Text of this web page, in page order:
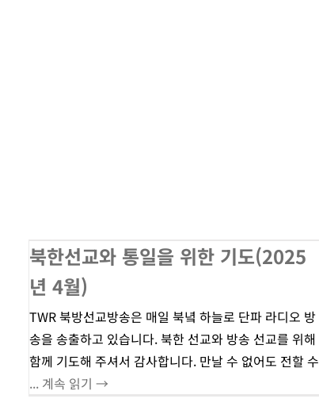
북한선교와 통일을 위한 기도(2025
년 4월)
TWR 북방선교방송은 매일 북녘 하늘로 단파 라디오 방
송을 송출하고 있습니다. 북한 선교와 방송 선교를 위해
함께 기도해 주셔서 감사합니다. 만날 수 없어도 전할 수
... 계속 읽기 →